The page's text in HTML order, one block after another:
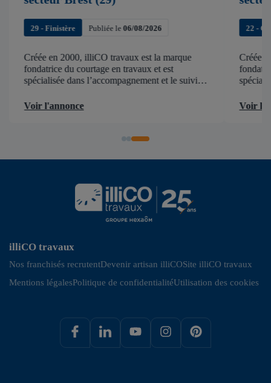
29 - Finistère Publiée le06/08/2026
Créée en 2000, illiCO travaux est la marque
fondatrice du courtage en travaux et est
spécialisée dans l’accompagnement et le suivi
d’accélérer et de faciliter tous les projets […]
Voir l'annonce
22 -
Créée
Voir
illiCO travaux
Nos franchisés recrutentDevenir artisan illiCOSite illiCO travaux
Mentions légalesPolitique de confidentialitéUtilisation des cookies